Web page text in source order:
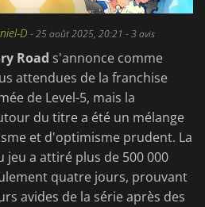
D -25 août 2025, 20:21 - 3 avis
Road s'annonce comme
attendues de la franchise
de Level-5, mais la
du titre a été un mélange
et d'optimisme prudent. La
a attiré plus de 500 000
quatre jours, prouvant
avides de la série après des